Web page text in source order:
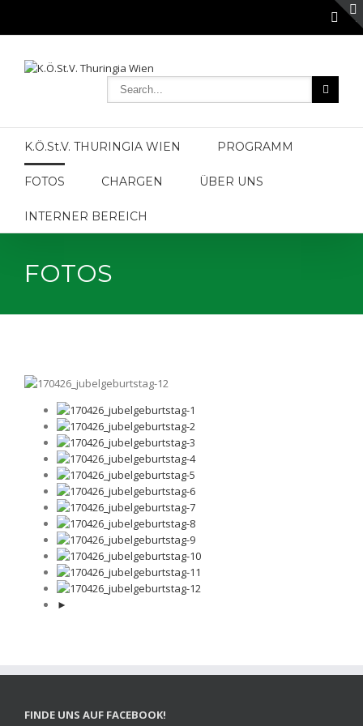
K.Ö.St.V. THURINGIA WIEN PROGRAMM
FOTOS CHARGEN ÜBER UNS
INTERNER BEREICH
FOTOS
►
FINDE UNS AUF FACEBOOK!